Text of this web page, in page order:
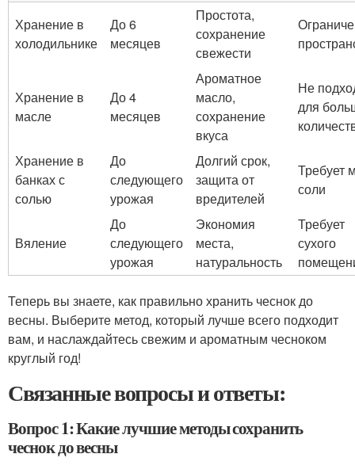
Хранение в
холодильнике
До 6
месяцев
Простота,
сохранение
свежести
Хранение в
масле
До 4
месяцев
Ароматное
масло,
сохранение
вкуса
Не
для
Хранение в
банках с
солью
До
следующего
урожая
Долгий срок,
защита от
вредителей
Требует
соли
Вяление
До
следующего
урожая
Экономия
места,
натуральность
Требует
сухого
Теперь вы знаете, как правильно хранить чеснок до
весны. Выберите метод, который лучше всего подходит
вам, и наслаждайтесь свежим и ароматным чесноком
круглый год!
Связанные вопросы и ответы:
Вопрос 1: Какие лучшие методы сохранить
чеснок до весны